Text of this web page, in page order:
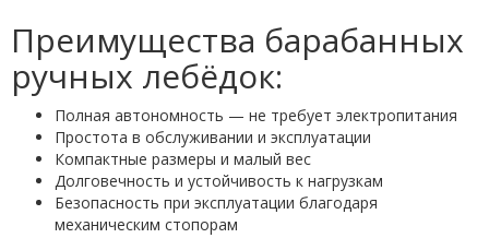
Преимущества барабанных
ручных лебёдок:
Полная автономность — не требует электропитания
Простота в обслуживании и эксплуатации
Компактные размеры и малый вес
Долговечность и устойчивость к нагрузкам
Безопасность при эксплуатации благодаря
механическим стопорам